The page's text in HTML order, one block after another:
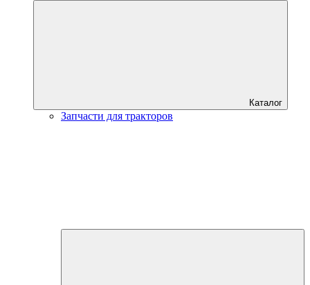
Каталог
Запчасти для тракторов